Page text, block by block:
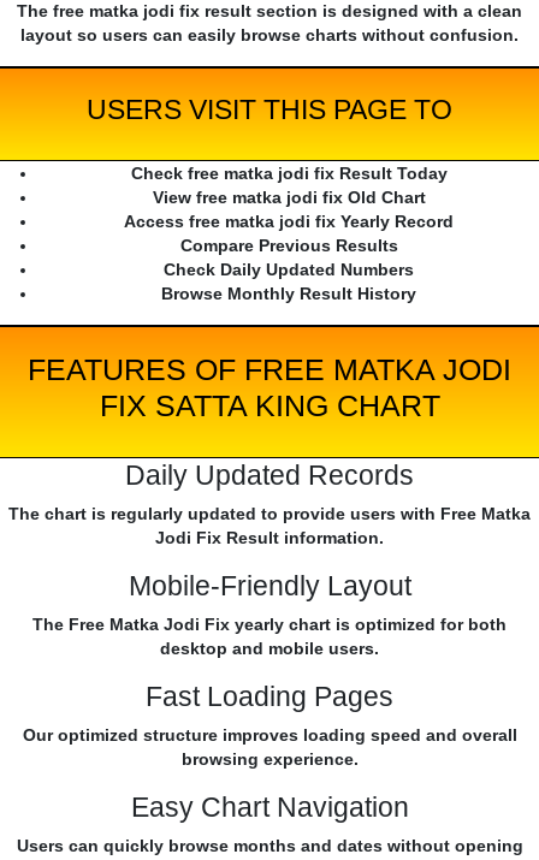
The free matka jodi fix result section is designed with a clean
layout so users can easily browse charts without confusion.
USERS VISIT THIS PAGE TO
Check free matka jodi fix Result Today
View free matka jodi fix Old Chart
Access free matka jodi fix Yearly Record
Compare Previous Results
Check Daily Updated Numbers
Browse Monthly Result History
FEATURES OF FREE MATKA JODI
FIX SATTA KING CHART
Daily Updated Records
The chart is regularly updated to provide users with Free Matka
Jodi Fix Result information.
Mobile-Friendly Layout
The Free Matka Jodi Fix yearly chart is optimized for both
desktop and mobile users.
Fast Loading Pages
Our optimized structure improves loading speed and overall
browsing experience.
Easy Chart Navigation
Users can quickly browse months and dates without opening